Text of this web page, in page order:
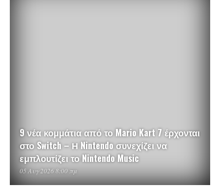
9 νέα κομμάτια από το Mario Kart 7 έρχονται
στο Switch – Η Nintendo συνεχίζει να
εμπλουτίζει το Nintendo Music
05 Αυγ 2026 8:00 πμ